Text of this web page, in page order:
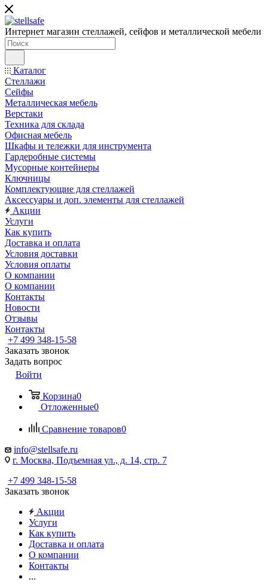
Интернет магазин стеллажей, сейфов и металлической мебели
Каталог
Стеллажи
Сейфы
Металлическая мебель
Верстаки
Техника для склада
Офисная мебель
Шкафы и тележки для инструмента
Гардеробные системы
Мусорные контейнеры
Ключницы
Комплектующие для стеллажей
Аксессуары и доп. элементы для стеллажей
Акции
Услуги
Как купить
Доставка и оплата
Условия доставки
Условия оплаты
О компании
О компании
Контакты
Новости
Отзывы
Контакты
+7 499 348-15-58
Заказать звонок
Задать вопрос
Войти
Корзина0
Отложенные0
Сравнение товаров0
info@stellsafe.ru
г. Москва, Подъемная ул., д. 14, стр. 7
+7 499 348-15-58
Заказать звонок
Акции
Услуги
Как купить
Доставка и оплата
О компании
Контакты
...